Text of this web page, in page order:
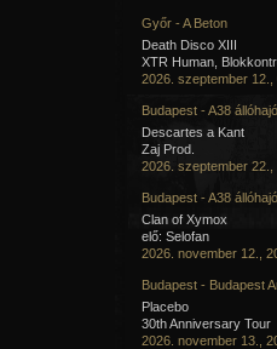
Győr - A Beton
Death Disco XIII
XTR Human,
2026. szeptember 12.,
Budapest - A38 állóhajó
Descartes a Kant
Zaj Prod.
2026. szeptember 22.,
Budapest - A38 állóhajó
Clan of Xymox
elő: Selofan
2026. november 12.,
Budapest - Budapest
Placebo
30th Anniversary Tour
2026. november 13.,